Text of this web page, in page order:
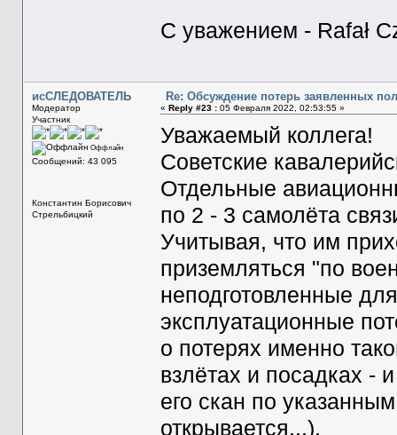
C уважением - Rafał
исСЛЕДОВАТЕЛЬ
Модератор
Участник
Оффлайн
Сообщений: 43 095
Константин Борисович
Стрельбицкий
Re: Обсуждение потерь заявленных
« Reply #23 :05 Февраля 2022, 02:53:55 »
Уважаемый коллега!
Советские
Отдельные
по 2 - 3 самолёта
Учитывая, что им
приземляться "по
неподготовленные
эксплуатационные
о потерях именно
взлётах и посадках -
его скан по
открывается...).